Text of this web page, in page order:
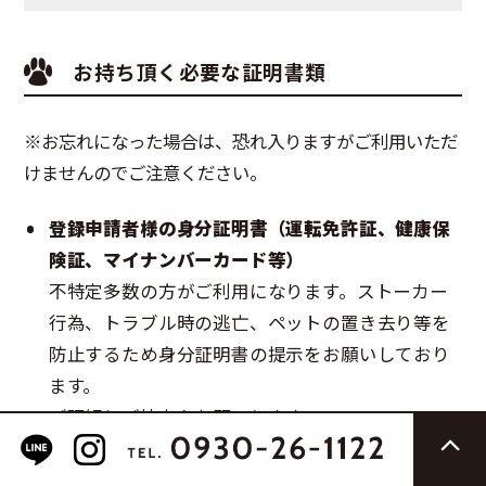
お持ち頂く必要な証明書類
※お忘れになった場合は、恐れ入りますがご利用いただ
けませんのでご注意ください。
登録申請者様の身分証明書（運転免許証、健康保
険証、マイナンバーカード等）
不特定多数の方がご利用になります。ストーカー
行為、トラブル時の逃亡、ペットの置き去り等を
防止するため身分証明書の提示をお願いしており
ます。
ご理解とご協力をお願いします。
混合ワクチン証明書原本（接種後1年以内）